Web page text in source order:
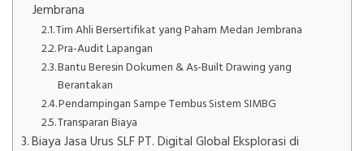
Jembrana
Tim Ahli Bersertifikat yang Paham Medan Jembrana
Pra-Audit Lapangan
Bantu Beresin Dokumen & As-Built Drawing yang
Berantakan
Pendampingan Sampe Tembus Sistem SIMBG
Transparan Biaya
Biaya Jasa Urus SLF PT. Digital Global Eksplorasi di